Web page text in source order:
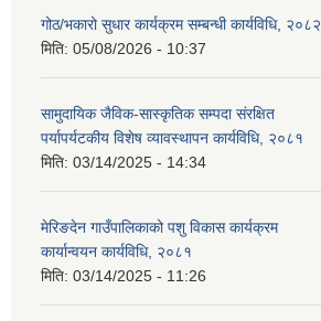
गोठ/भकारो सुधार कार्यक्रम सम्बन्धी कार्यविधि, २०८२
मिति: 05/08/2026 - 10:37
सामुदायिक जैविक-सास्कृतिक सम्पदा संरक्षित
पर्यापर्यटकीय विशेष व्यावस्थापन कार्यविधि, २०८१
मिति: 03/14/2025 - 14:34
मेरिङदेन गाउँपालिकाको पशु विकास कार्यक्रम
कार्यान्वयन कार्यविधि, २०८१
मिति: 03/14/2025 - 11:26